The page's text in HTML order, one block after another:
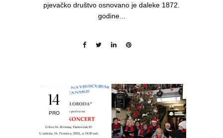
pjevačko društvo osnovano je daleke 1872.
godine...
14
PRO